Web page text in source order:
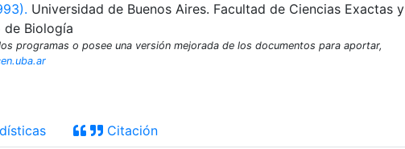
Universidad de Buenos Aires. Facultad de Ciencias Exactas y
de Biología
programas o posee una versión mejorada de los documentos para aportar,
Citación